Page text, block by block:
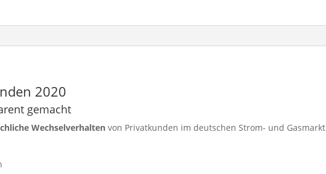
2020
gemacht
Wechselverhalten von Privatkunden im deutschen Strom- und Gasmarkt